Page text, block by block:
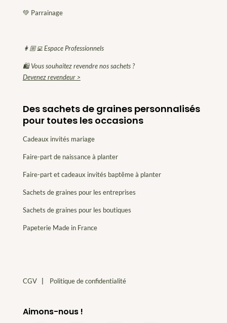
💚 Parrainage
👩🏼‍💻 Espace Professionnels
🛍 Vous souhaitez revendre nos sachets ?
Devenez revendeur >
Des sachets de graines personnalisés
pour toutes les occasions
Cadeaux invités mariage
Faire-part de naissance à planter
Faire-part et cadeaux invités baptême à planter
Sachets de graines pour les entreprises
Sachets de graines pour les boutiques
Papeterie Made in France
CGV| Politique de confidentialité
Aimons-nous !